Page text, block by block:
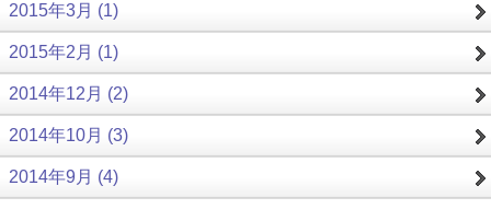
2015年3月 (1)
2015年2月 (1)
2014年12月 (2)
2014年10月 (3)
2014年9月 (4)